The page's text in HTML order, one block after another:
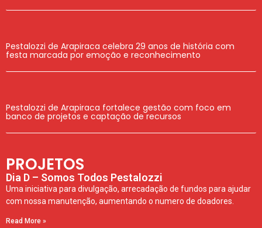
Pestalozzi de Arapiraca celebra 29 anos de história com
festa marcada por emoção e reconhecimento
Pestalozzi de Arapiraca fortalece gestão com foco em
banco de projetos e captação de recursos
PROJETOS
Dia D – Somos Todos Pestalozzi
Uma iniciativa para divulgação, arrecadação de fundos para ajudar
com nossa manutenção, aumentando o numero de doadores.
Read More »